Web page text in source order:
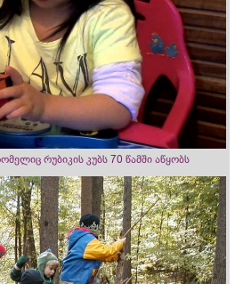
რუბიკის კუბს 70 წამში აწყობს